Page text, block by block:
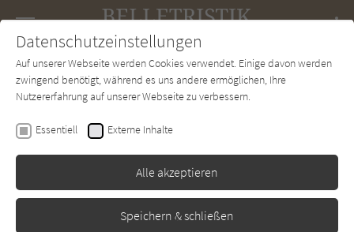
SUCHE Forum Charts Newsletter
Susanne Fröhlich
Der Hund, die Krähe, das
Om... und ich!
Gräfe und Unzer 0
Datenschutzeinstellungen
Auf unserer Webseite werden Cookies verwendet. Einige davon werden
zwingend benötigt, während es uns andere ermöglichen, Ihre
Nutzererfahrung auf unserer Webseite zu verbessern.
Essentiell Externe Inhalte
Alle akzeptieren
Speichern & schließen